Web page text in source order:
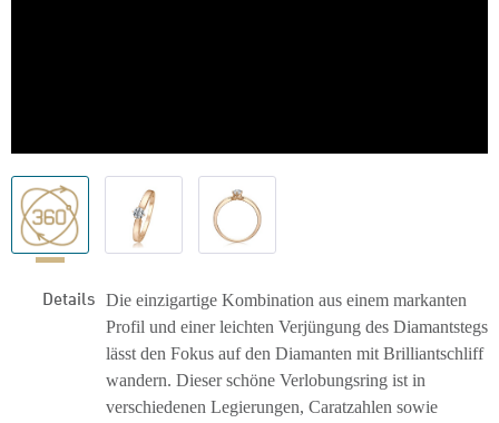
Details Die einzigartige Kombination aus einem markanten
Profil und einer leichten Verjüngung des Diamantstegs
lässt den Fokus auf den Diamanten mit Brilliantschliff
wandern. Dieser schöne Verlobungsring ist in
verschiedenen Legierungen, Caratzahlen sowie